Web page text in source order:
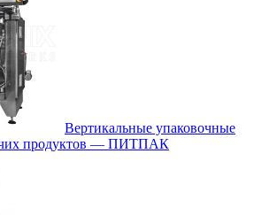
Вертикальные упаковочные
продуктов — ПИТПАК